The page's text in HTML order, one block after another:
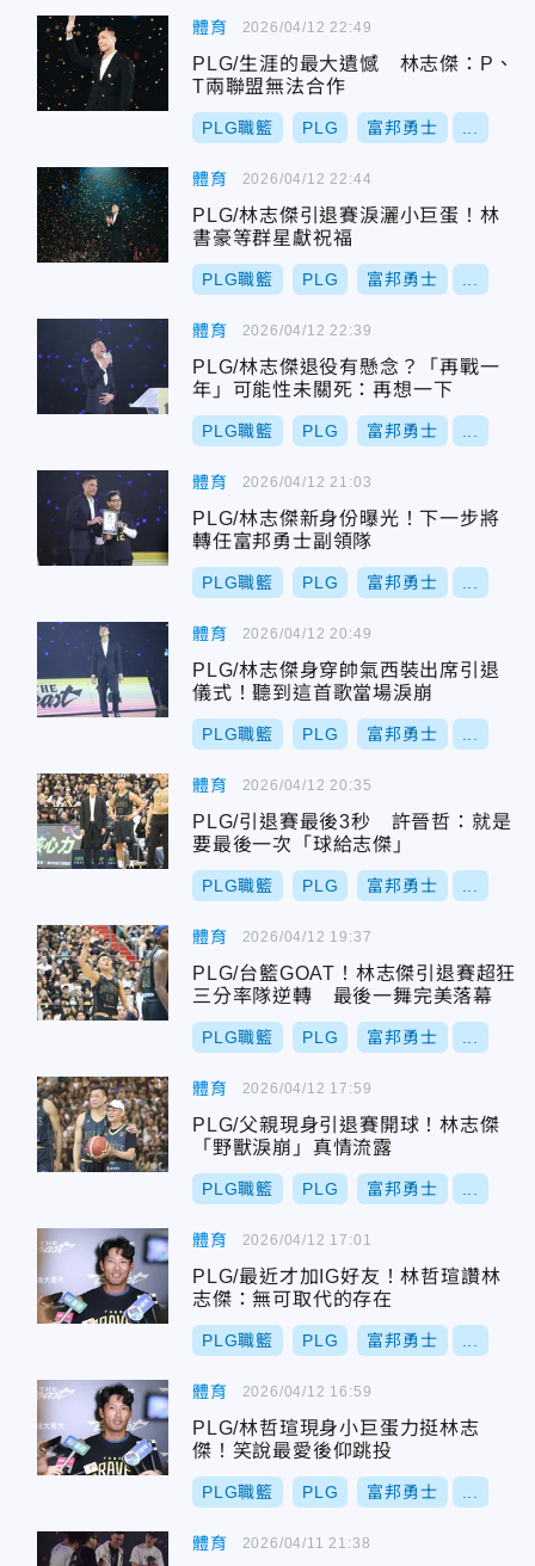
體育
PLG/生涯的最大遺憾 林志傑：P、
T兩聯盟無法合作
PLG職籃 PLG 富邦勇士
2026/04/12 22:49
體育
PLG/林志傑引退賽淚灑小巨蛋！林
書豪等群星獻祝福
PLG職籃 PLG 富邦勇士
2026/04/12 22:44
體育
PLG/林志傑退役有懸念？「再戰一
年」可能性未關死：再想一下
PLG職籃 PLG 富邦勇士
2026/04/12 22:39
體育
PLG/林志傑新身份曝光！下一步將
轉任富邦勇士副領隊
PLG職籃 PLG 富邦勇士
2026/04/12 21:03
體育
PLG/林志傑身穿帥氣西裝出席引退
儀式！聽到這首歌當場淚崩
PLG職籃 PLG 富邦勇士
2026/04/12 20:49
體育
PLG/引退賽最後3秒 許晉哲：就是
要最後一次「球給志傑」
PLG職籃 PLG 富邦勇士
2026/04/12 20:35
體育
PLG/台籃GOAT！林志傑引退賽超狂
三分率隊逆轉 最後一舞完美落幕
PLG職籃 PLG 富邦勇士
2026/04/12 19:37
體育
PLG/父親現身引退賽開球！林志傑
「野獸淚崩」真情流露
PLG職籃 PLG 富邦勇士
2026/04/12 17:59
體育
PLG/最近才加IG好友！林哲瑄讚林
志傑：無可取代的存在
PLG職籃 PLG 富邦勇士
2026/04/12 17:01
體育
PLG/林哲瑄現身小巨蛋力挺林志
傑！笑說最愛後仰跳投
PLG職籃 PLG 富邦勇士
2026/04/12 16:59
體育 2026/04/11 21:38